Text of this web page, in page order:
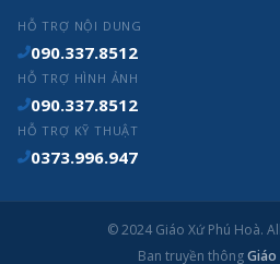
HỖ TRỢ NỘI DUNG
090.337.8512
HỖ TRỢ HÌNH ẢNH
090.337.8512
HỖ TRỢ KỸ THUẬT
0373.996.947
© 2024 Giáo Xứ Phú Hoà.
Ban truyền thôngGiáo